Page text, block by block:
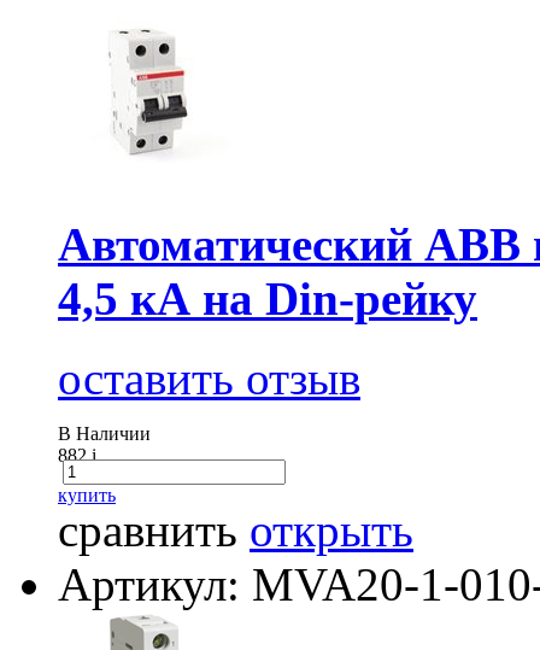
Автоматический АВВ
4,5 кА на Din-рейку
оставить отзыв
В Наличии
882i
купить
сравнить открыть
Артикул: MVA20-1-